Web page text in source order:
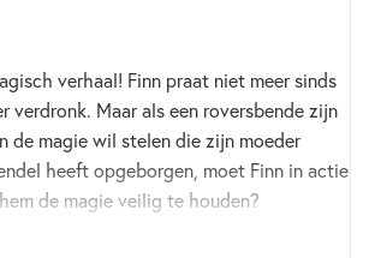
verhaal! Finn praat niet meer sinds
verdronk. Maar als een roversbende zijn
de magie wil stelen die zijn moeder
heeft opgeborgen, moet Finn in actie
de magie veilig te houden?